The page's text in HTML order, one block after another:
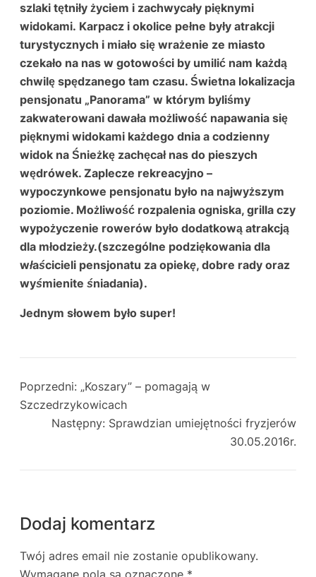
szlaki tętniły życiem i zachwycały pięknymi
widokami. Karpacz i okolice pełne były atrakcji
turystycznych i miało się wrażenie ze miasto
czekało na nas w gotowości by umilić nam każdą
chwilę spędzanego tam czasu. Świetna lokalizacja
pensjonatu „Panorama” w którym byliśmy
zakwaterowani dawała możliwość napawania się
pięknymi widokami każdego dnia a codzienny
widok na Śnieżkę zachęcał nas do pieszych
wędrówek. Zaplecze rekreacyjno –
wypoczynkowe pensjonatu było na najwyższym
poziomie. Możliwość rozpalenia ogniska, grilla czy
wypożyczenie rowerów było dodatkową atrakcją
dla młodzieży.(szczególne podziękowania dla
właścicieli pensjonatu za opiekę, dobre rady oraz
wyśmienite śniadania).
Jednym słowem było super!
Poprzedni: „Koszary” – pomagają w
Szczedrzykowicach
Następny: Sprawdzian umiejętności fryzjerów
30.05.2016r.
Dodaj komentarz
Twój adres email nie zostanie opublikowany.
Wymagane pola są oznaczone *